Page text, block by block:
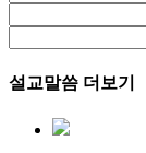
설교말씀 더보기